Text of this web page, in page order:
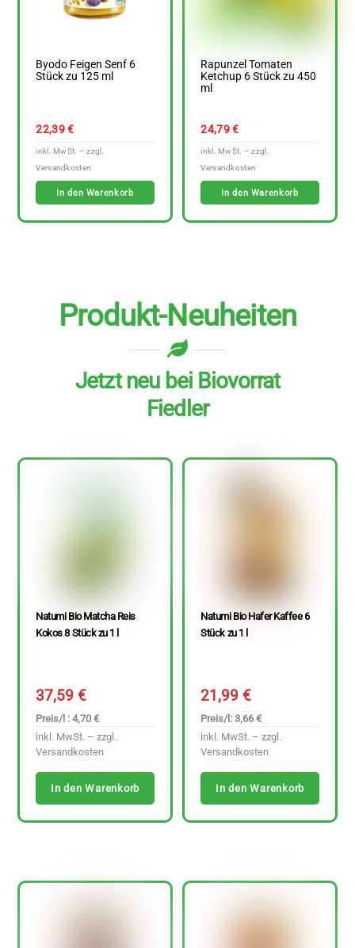
Byodo Feigen Senf 6
Stück zu 125 ml
22,39€
In den Warenkorb
Rapunzel Tomaten
Ketchup 6 Stück zu 450
ml
24,79€
In den Warenkorb
Produkt-Neuheiten
Jetzt neu bei Biovorrat
Fiedler
Natumi Bio Matcha Reis
Kokos 8 Stück zu 1 l
37,59€
Preis/l : 4,70 €
inkl. MwSt. – zzgl.
Versandkosten
In den Warenkorb
Natumi Bio Hafer Kaffee 6
Stück zu 1 l
21,99€
Preis/l: 3,66 €
inkl. MwSt. – zzgl.
Versandkosten
In den Warenkorb